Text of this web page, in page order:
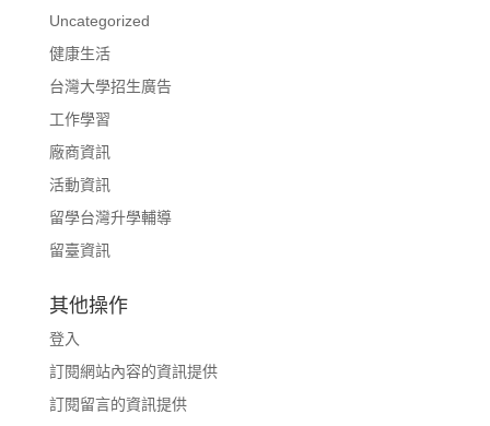
Uncategorized
健康生活
台灣大學招生廣告
工作學習
廠商資訊
活動資訊
留學台灣升學輔導
留臺資訊
其他操作
登入
訂閱網站內容的資訊提供
訂閱留言的資訊提供